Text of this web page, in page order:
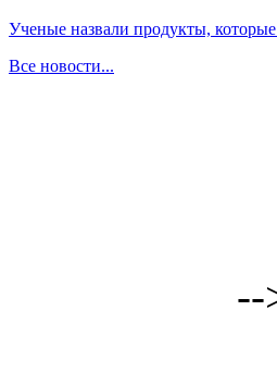
Ученые назвали продукты,
Все новости...
--